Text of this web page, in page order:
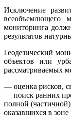
Исключение
всеобъемлющего
мониторинга
результатов
Геодезический
объектов или
рассматриваемых
— оценка рисков,
— поиск ранних
полной
оказавшихся в зоне